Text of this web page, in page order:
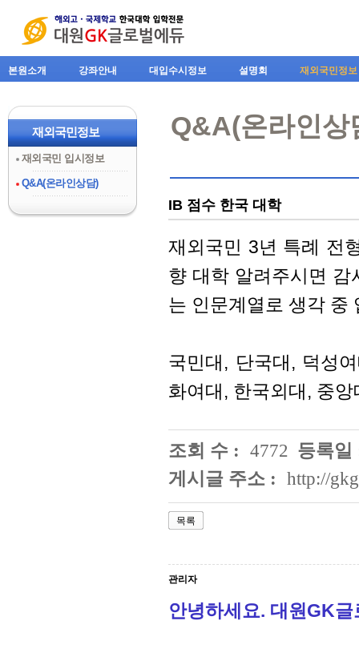
본원소개 강좌안내 대입수시정보 설명회 재외국민정보
재외국민정보
재외국민 입시정보
Q&A(온라인상담)
Q&A(온라인상
IB 점수 한국 대학
재외국민 3년 특례 전
향 대학 알려주시면 감
는 인문계열로 생각 중
국민대, 단국대, 덕성
화여대, 한국외대, 중앙
조회 수 : 4772 등록일
게시글 주소 : http://
목록
관리자
안녕하세요. 대원GK